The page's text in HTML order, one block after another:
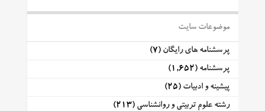
موضوعات سایت
پرسشنامه های رایگان (7)
پرسشنامه (1,652)
پیشینه و ادبیات (25)
رشته علوم تربیتی و روانشناسی (213)